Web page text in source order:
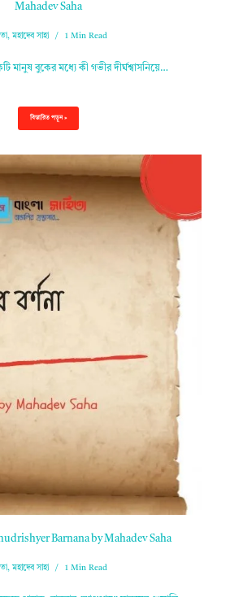
Mahadev Saha
,মহাদেব সাহা 1 Min Read
মানুষ বুকের মধ্যে কী গভীর দীর্ঘশ্বাসনিয়ে…
বিস্তারিত পড়ুন »
Barnana by Mahadev Saha
,মহাদেব সাহা 1 Min Read